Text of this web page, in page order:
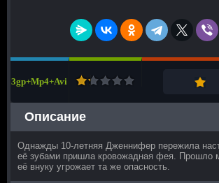
3gp+Mp4+Avi
Описание
Однажды 10-летняя Дженнифер пережила
её зубами пришла кровожадная фея. Прошло
её внуку угрожает та же опасность.